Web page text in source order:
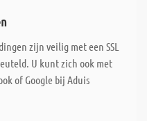
zijn veilig met een SSL
U kunt zich ook met
of Google bij Aduis